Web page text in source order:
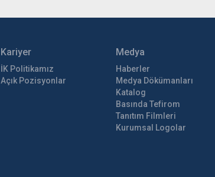
Kariyer
İK Politikamız
Açık Pozisyonlar
Medya
Haberler
Medya Dökümanları
Katalog
Basında Tefirom
Tanıtım Filmleri
Kurumsal Logolar